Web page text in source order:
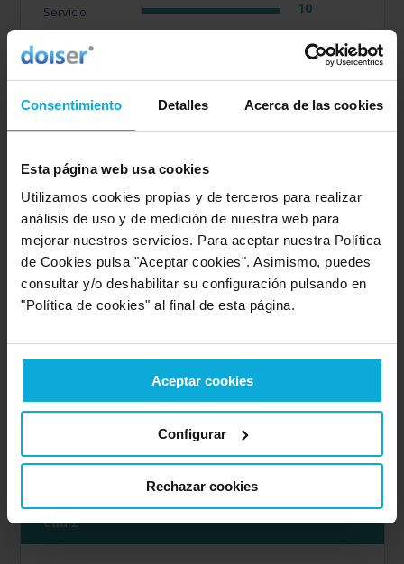
Consentimiento Detalles Acerca de las cookies
Esta página web usa cookies
Utilizamos cookies propias y de terceros para realizar
análisis de uso y de medición de nuestra web para
mejorar nuestros servicios. Para aceptar nuestra Política
de Cookies pulsa "Aceptar cookies". Asimismo, puedes
consultar y/o deshabilitar su configuración pulsando en
"Política de cookies" al final de esta página.
Aceptar cookies
Configurar
Rechazar cookies
Servicio 10
Empresa valorada:
Acció Positiva
Empresa que ofrece servicio en:
Cádiz
10.0
Opinión de: MAR GARCIA
¿Qué te ha gustado más?Todo en general, rapidez,
amabilidad, calidad y servicio.
Opinión realizada en: 18/03/2025
Detalles de la puntuación
Amabilidad
Servicio 10
Empresa que ofrece servicio en:
Cádiz